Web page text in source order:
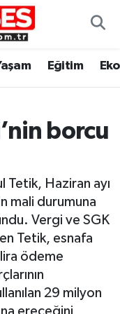
Eğitim
borcu
Tetik, Haziran ayı
mali durumuna
Vergi ve SGK
Tetik, esnafa
ödeme
29 milyon
ereceğini